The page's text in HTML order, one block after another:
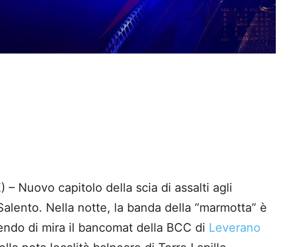
– Nuovo capitolo della scia di assalti agli
Nella notte, la banda della “marmotta” è
di mira il bancomat della BCC di Leverano